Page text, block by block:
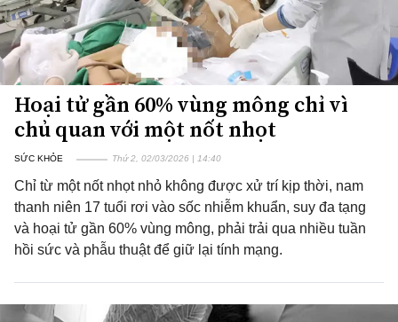
Hoại tử gần 60% vùng mông chỉ vì
chủ quan với một nốt nhọt
SỨC KHỎE Thứ 2, 02/03/2026 | 14:40
Chỉ từ một nốt nhọt nhỏ không được xử trí kịp thời, nam
thanh niên 17 tuổi rơi vào sốc nhiễm khuẩn, suy đa tạng
và hoại tử gần 60% vùng mông, phải trải qua nhiều tuần
hồi sức và phẫu thuật để giữ lại tính mạng.